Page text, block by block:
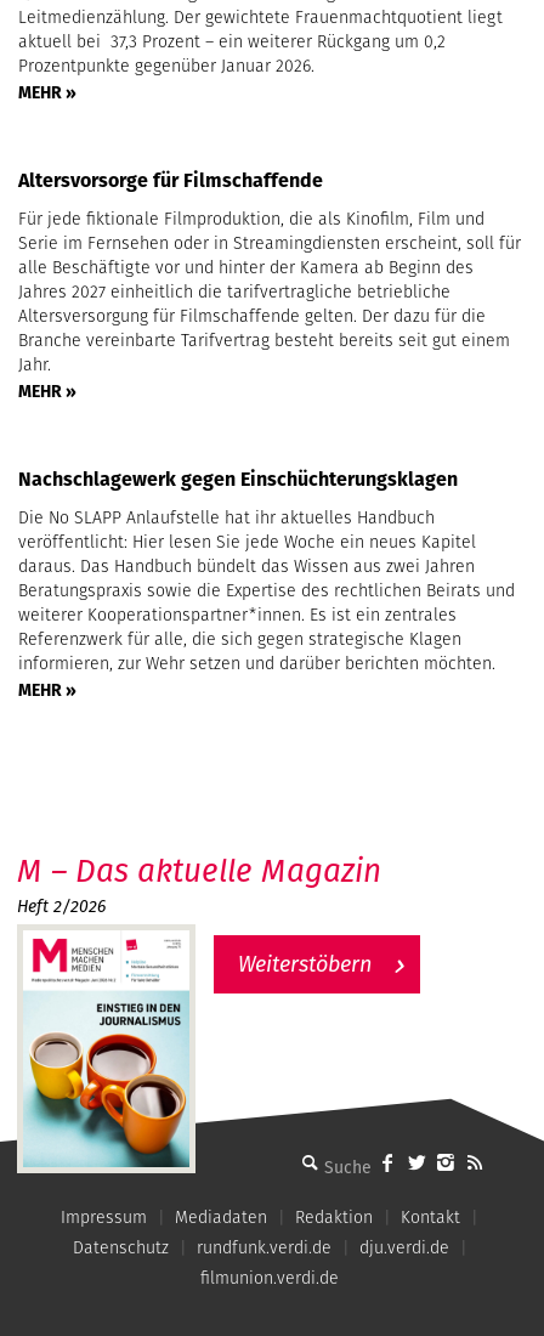
Leitmedienzählung. Der gewichtete Frauenmachtquotient liegt
aktuell bei 37,3 Prozent – ein weiterer Rückgang um 0,2
Prozentpunkte gegenüber Januar 2026.
MEHR »
Altersvorsorge für Filmschaffende
Für jede fiktionale Filmproduktion, die als Kinofilm, Film und
Serie im Fernsehen oder in Streamingdiensten erscheint, soll für
alle Beschäftigte vor und hinter der Kamera ab Beginn des
Jahres 2027 einheitlich die tarifvertragliche betriebliche
Altersversorgung für Filmschaffende gelten. Der dazu für die
Branche vereinbarte Tarifvertrag besteht bereits seit gut einem
Jahr.
MEHR »
Nachschlagewerk gegen Einschüchterungsklagen
Die No SLAPP Anlaufstelle hat ihr aktuelles Handbuch
veröffentlicht: Hier lesen Sie jede Woche ein neues Kapitel
daraus. Das Handbuch bündelt das Wissen aus zwei Jahren
Beratungspraxis sowie die Expertise des rechtlichen Beirats und
weiterer Kooperationspartner*innen. Es ist ein zentrales
Referenzwerk für alle, die sich gegen strategische Klagen
informieren, zur Wehr setzen und darüber berichten möchten.
MEHR »
MMM - Menschen machen Medien
M – Das aktuelle Magazin
Heft 2/2026
Weiterstöbern
Impressum Mediadaten Redaktion
Kontakt
Datenschutz
rundfunk.verdi.de
dju.verdi.de
filmunion.verdi.de